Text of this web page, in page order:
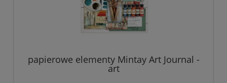
papierowe elementy Mintay Art Journal -
art